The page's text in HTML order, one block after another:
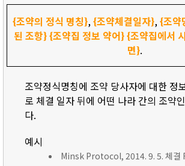
{조약의 정식 명칭},{조약체결일자},{조약
된 조항}{조약집 정보 약어}{조약집에서
면}.
조약정식명칭에 조약 당사자에 대한 정
로 체결 일자 뒤에 어떤 나라 간의 조약
다.
예시
Minsk Protocol, 2014. 9. 5. 체